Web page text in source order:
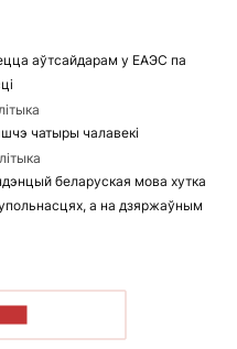
аўтсайдарам у ЕАЭС па
чатыры чалавекі
беларуская мова хутка
а на дзяржаўным